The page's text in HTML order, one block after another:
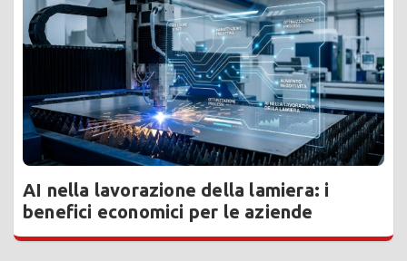
AI nella lavorazione della lamiera: i
benefici economici per le aziende